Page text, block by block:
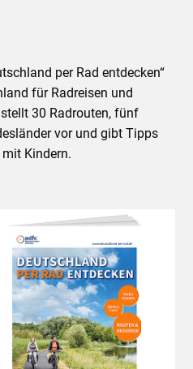
per Rad entdecken“
für Radreisen und
30 Radrouten, fünf
vor und gibt Tipps
Kindern.